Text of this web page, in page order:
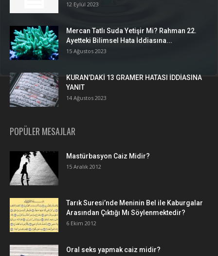
12 Eylül 2023
Mercan Tatlı Suda Yetişir Mi? Rahman 22.
Ayetteki Bilimsel Hata İddiasına...
15 Ağustos 2023
KURAN’DAKİ 13 GRAMER HATASI İDDİASINA
YANIT
14 Ağustos 2023
POPÜLER MESAJLAR
Mastürbasyon Caiz Midir?
15 Aralık 2012
Tarık Suresi’nde Meninin Bel ile Kaburgalar
Arasından Çıktığı Mı Söylenmektedir?
6 Ekim 2012
Oral seks yapmak caiz midir?